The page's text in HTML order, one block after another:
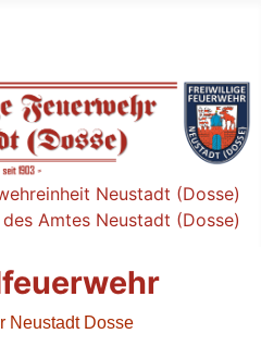
Neustadt (Dosse)
Amtes Neustadt (Dosse)
Neustadt Dosse